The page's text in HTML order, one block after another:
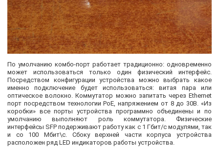
По умолчанию комбо-порт работает традиционно: одновременно
может использоваться только один физический интерфейс.
Посредством конфигурации устройства можно выбрать какое
именно подключение будет использоваться: витая пара или
оптическое волокно. Коммутатор можно запитать через Ethernet
порт посредством технологии PoE, напряжением от 8 до 30В. «Из
коробки» все порты устройства программно объединены и по
умолчанию выполняют роль коммутатора. Физические
интерфейсы SFP подерживают работу как с 1 Гбит/с модулями, так
и со 100 Мбит\с. Сбоку верхней части корпуса устройства
расположен ряд LED индикаторов работы устройства.